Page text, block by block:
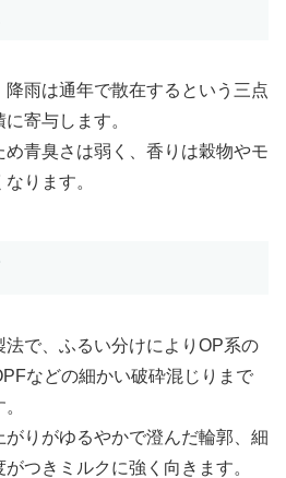
雨は通年で散在するという三点
寄与します。
青臭さは弱く、香りは穀物やモ
ります。
で、ふるい分けによりOP系の
などの細かい破砕混じりまで
りがゆるやかで澄んだ輪郭、細
つきミルクに強く向きます。